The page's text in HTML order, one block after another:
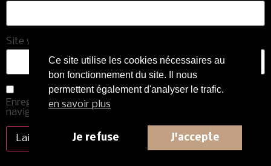
Site web
Enregistrer mon nom, mon e-mail et mon site dans le
navigateur pour mon prochain commentaire.
Ce site utilise les cookies nécessaires au
bon fonctionnement du site. Il nous
permettent également d'analyser le trafic.
en savoir plus
Je refuse J'accepte